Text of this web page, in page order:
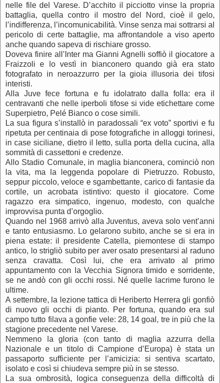
nelle file del Varese. D’acchito il picciotto vinse la propria
battaglia, quella contro il mostro del Nord, cioè il gelo,
l’indifferenza, l’incomunicabilità. Vinse senza mai sottrarsi al
pericolo di certe battaglie, ma affrontandole a viso aperto
anche quando sapeva di rischiare grosso.
Doveva finire all’Inter ma Gianni Agnelli soffiò il giocatore a
Fraizzoli e lo vestì in bianconero quando già era stato
fotografato in neroazzurro per la gioia illusoria dei tifosi
interisti.
Alla Juve fece fortuna e fu idolatrato dalla folla: era il
centravanti che nelle iperboli tifose si vide etichettare come
Superpietro, Pelé Bianco o cose simili.
La sua figura s’installò in paradossali “ex voto” sportivi e fu
ripetuta per centinaia di pose fotografiche in alloggi torinesi,
in case siciliane, dietro il letto, sulla porta della cucina, alla
sommità di cassettoni e credenze.
Allo Stadio Comunale, in maglia bianconera, cominciò non
la vita, ma la leggenda popolare di Pietruzzo. Robusto,
seppur piccolo, veloce e sgambettante, carico di fantasie da
cortile, un acrobata istintivo: questo il giocatore. Come
ragazzo era simpatico, ingenuo, modesto, con qualche
improvvisa punta d’orgoglio.
Quando nel 1968 arrivò alla Juventus, aveva solo vent’anni
e tanto entusiasmo. Lo gelarono subito, anche se si era in
piena estate: il presidente Catella, piemontese di stampo
antico, lo strigliò subito per aver osato presentarsi al raduno
senza cravatta. Così lui, che era arrivato al primo
appuntamento con la Vecchia Signora timido e sorridente,
se ne andò con gli occhi rossi. Né quelle lacrime furono le
ultime.
A settembre, la lezione tattica di Heriberto Herrera gli gonfiò
di nuovo gli occhi di pianto. Per fortuna, quando era sul
campo tutto filava a gonfie vele: 28, 14 goal, tre in più che la
stagione precedente nel Varese.
Nemmeno la gloria (con tanto di maglia azzurra della
Nazionale e un titolo di Campione d’Europa) è stata un
passaporto sufficiente per l’amicizia: si sentiva scartato,
isolato e così si chiudeva sempre più in se stesso.
La sua ombrosità, logica conseguenza della difficoltà di